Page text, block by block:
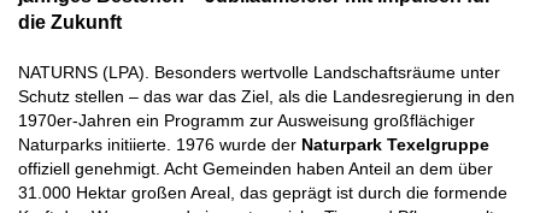
die Zukunft
NATURNS (LPA). Besonders wertvolle Landschaftsräume unter
Schutz stellen – das war das Ziel, als die Landesregierung in den
1970er-Jahren ein Programm zur Ausweisung großflächiger
Naturparks initiierte. 1976 wurde der Naturpark Texelgruppe
offiziell genehmigt. Acht Gemeinden haben Anteil an dem über
31.000 Hektar großen Areal, das geprägt ist durch die formende